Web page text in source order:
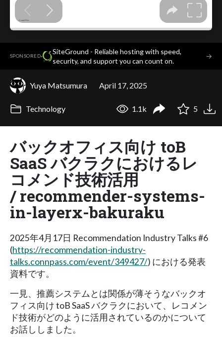
SPONSORED·
SiteGround - Reliable hosting with speed,
security, and support you can count on.
→
Yuya Matsumura April 17, 2025
Technology 1.1k 5
バックオフィス向け toB
SaaS バクラクにおけるレ
コメンド技術活用
/ recommender-systems-
in-layerx-bakuraku
2025年4月17日 Recommendation Industry Talks #6
(https://recommendation-industry-
talks.connpass.com/event/349427/) における発表
資料です。
一見、推薦システムとは関係が薄そうなバックオ
フィス向け toB SaaS バクラクにおいて、レコメン
ド技術がどのように活用されているのかについて
お話ししました。